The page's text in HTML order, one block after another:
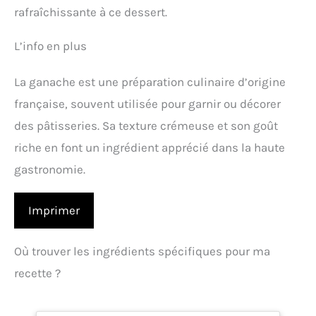
rafraîchissante à ce dessert.
L’info en plus
La ganache est une préparation culinaire d’origine
française, souvent utilisée pour garnir ou décorer
des pâtisseries. Sa texture crémeuse et son goût
riche en font un ingrédient apprécié dans la haute
gastronomie.
Imprimer
Où trouver les ingrédients spécifiques pour ma
recette ?